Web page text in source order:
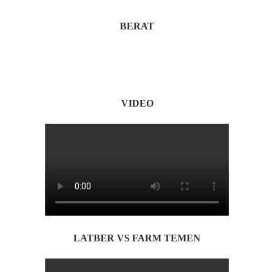
BERAT
VIDEO
LATBER VS FARM TEMEN